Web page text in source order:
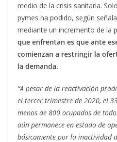
medio de la crisis sanitaria.
pymes ha podido, según
mediante un incremento de la
que enfrentan es que ante
comienzan a restringir la
la demanda.
“A pesar de la reactivación
el tercer trimestre de 2020, el
menos de 800 ocupados de
aún permanece en estado de
básicamente por la inactividad